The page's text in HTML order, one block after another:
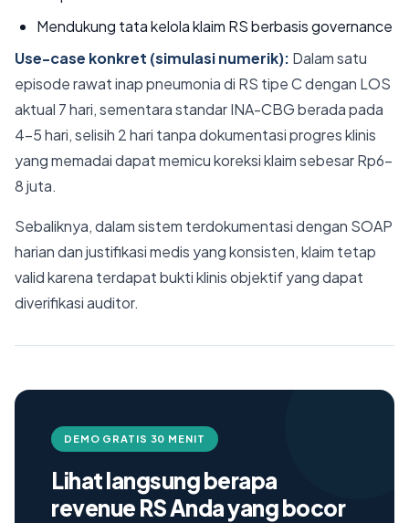
Mendukung tata kelola klaim RS berbasis governance
Use-case konkret (simulasi numerik): Dalam satu
episode rawat inap pneumonia di RS tipe C dengan LOS
aktual 7 hari, sementara standar INA-CBG berada pada
4–5 hari, selisih 2 hari tanpa dokumentasi progres klinis
yang memadai dapat memicu koreksi klaim sebesar Rp6–
8 juta.
Sebaliknya, dalam sistem terdokumentasi dengan SOAP
harian dan justifikasi medis yang konsisten, klaim tetap
valid karena terdapat bukti klinis objektif yang dapat
diverifikasi auditor.
DEMO GRATIS 30 MENIT
Lihat langsung berapa
revenue RS Anda yang bocor